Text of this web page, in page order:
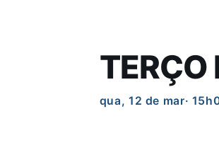
TERÇO
qua, 12 de mar·